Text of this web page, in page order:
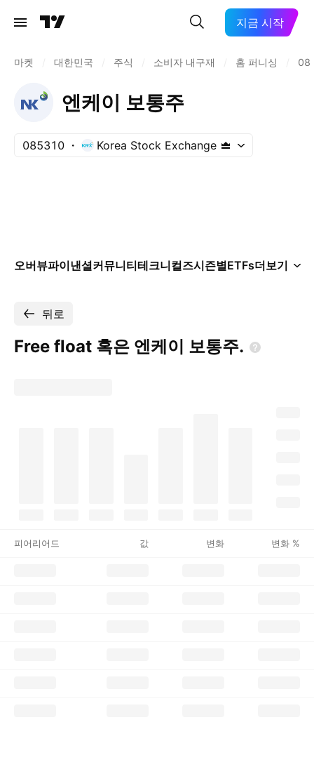
지금 시작
마켓 대한민국 주식 소비자 내구재 홈 퍼니싱
엔케이 보통주
085310 Korea Stock Exchange
오버뷰파이낸셜커뮤니티테크니컬즈시즌별ETFs더보기
뒤로
Free float 혹은 엔케이 보통주.
피어리어드 값 변화 변화 %